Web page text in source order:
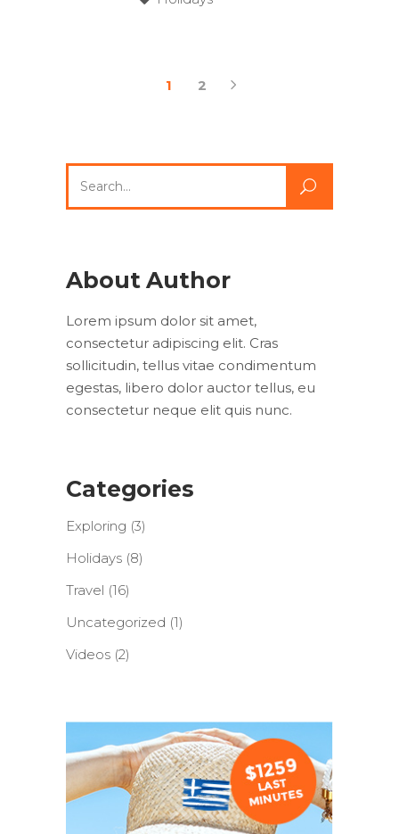
1 2
for:
About Author
Lorem ipsum dolor sit amet,
consectetur adipiscing elit. Cras
sollicitudin, tellus vitae condimentum
egestas, libero dolor auctor tellus, eu
consectetur neque elit quis nunc.
Categories
Exploring (3)
Holidays (8)
Travel (16)
Uncategorized (1)
Videos (2)